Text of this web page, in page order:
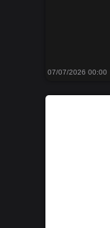
07/07/2026 00:00